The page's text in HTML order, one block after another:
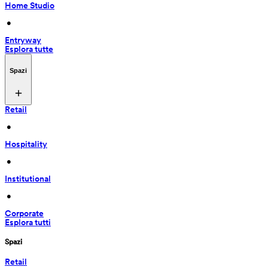
Home Studio
•
Entryway
Esplora tutte
Spazi
Retail
•
Hospitality
•
Institutional
•
Corporate
Esplora tutti
Spazi
Retail